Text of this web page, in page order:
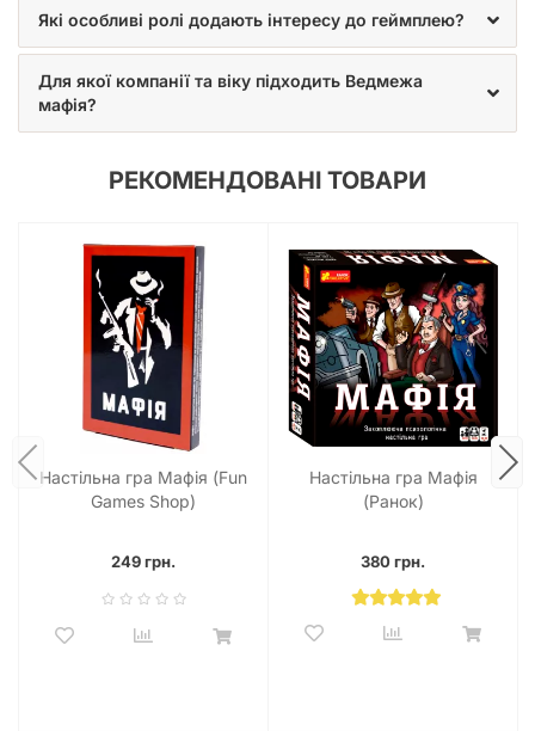
Які особливі ролі додають інтересу до геймплею?
Для якої компанії та віку підходить Ведмежа
мафія?
РЕКОМЕНДОВАНІ ТОВАРИ
Настільна гра Мафія (Fun
Games Shop)
249 грн.
Настільна гра Мафія
(Ранок)
380 грн.